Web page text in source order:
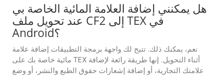
هل يمكنني إضافة العلامة المائية الخاصة بي
عند تحويل ملف CF2 إلى TEX في
Android؟
نعم، يمكنك ذلك. تتيح لك واجهة برمجة التطبيقات إضافة علامة
مائية خاصة بك على TEX أثناء التحويل. إنها طريقة رائعة لإضافة
علامتك التجارية، أو إضافة إشعارات حقوق الطبع والنشر، أو وضع